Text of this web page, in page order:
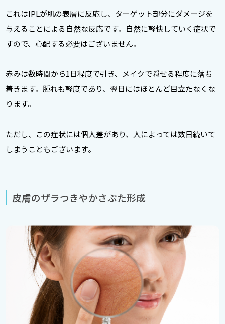
これはIPLが肌の表層に反応し、ターゲット部分にダメージを
与えることによる自然な反応です。自然に軽快していく症状で
すので、心配する必要はございません。
赤みは数時間から1日程度で引き、メイクで隠せる程度に落ち
着きます。腫れも軽度であり、翌日にはほとんど目立たなくな
ります。
ただし、この症状には個人差があり、人によっては数日続いて
しまうこともございます。
皮膚のザラつきやかさぶた形成